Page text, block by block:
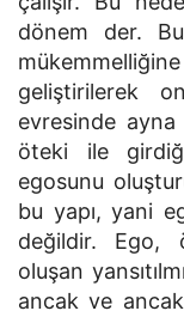
dönem der.
geliştirilerek
evresinde ayna
öteki ile
egosunu
bu yapı, yani
değildir. Ego,
oluşan
ancak ve